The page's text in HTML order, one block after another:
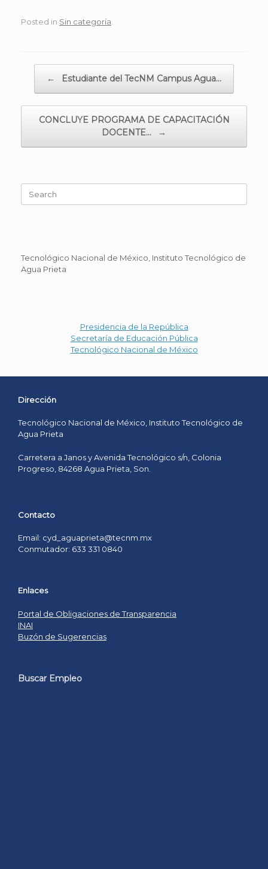
Posted in Sin categoría.
← Estudiante del TecNM Campus Agua…
CONCLUYE PROGRAMA DE CAPACITACIÓN
DOCENTE…
→
for:
Tecnológico Nacional de México, Instituto Tecnológico de
Agua Prieta
Presidencia de la República
Secretaría de Educación Pública
Tecnológico Nacional de México
Dirección
Tecnológico Nacional de México, Instituto Tecnológico de
Agua Prieta
Carretera a Janos y Avenida Tecnológico s/n, Colonia
Progreso, 84268 Agua Prieta, Son.
Contacto
Email: cyd_aguaprieta@tecnm.mx
Conmutador: 633 331 0840
Enlaces
Portal de Obligaciones de Transparencia
INAI
Buzón de Sugerencias
Buscar Empleo